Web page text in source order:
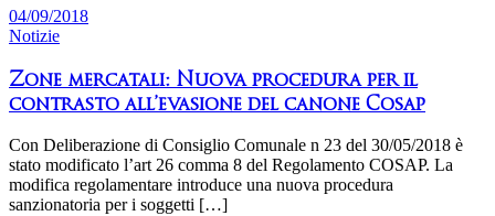
04/09/2018
Notizie
Zone mercatali: Nuova procedura per il
contrasto all’evasione del canone Cosap
Con Deliberazione di Consiglio Comunale n 23 del 30/05/2018 è
stato modificato l’art 26 comma 8 del Regolamento COSAP. La
modifica regolamentare introduce una nuova procedura
sanzionatoria per i soggetti […]